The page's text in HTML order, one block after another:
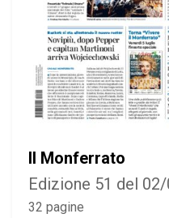
Il Monferrato
Edizione 51 del
32 pagine